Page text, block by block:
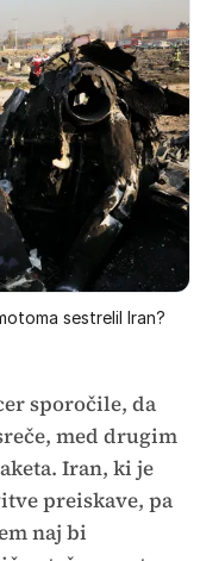
sestrelil Iran?
sporočile, da
med drugim
Iran, ki je
preiskave, pa
naj bi